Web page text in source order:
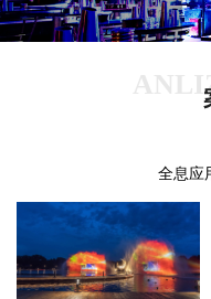
全息应